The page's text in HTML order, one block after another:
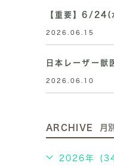
【重要】6/24(
2026.06.15
日本レーザー獣
2026.06.10
ARCHIVE 月
2026年